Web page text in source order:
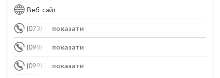
Веб-сайт
показати
(073) 215-26-23
показати
(098) 935-12-70
показати
(099) 735-00-09